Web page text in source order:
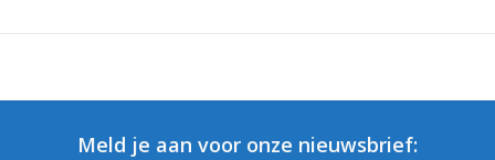
Meld je aan voor onze nieuwsbrief: